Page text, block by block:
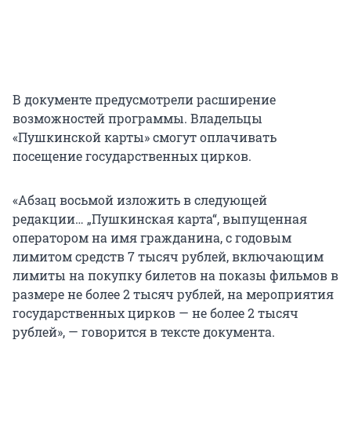
В документе предусмотрели расширение
возможностей программы. Владельцы
«Пушкинской карты» смогут оплачивать
посещение государственных цирков.
«Абзац восьмой изложить в следующей
редакции… „Пушкинская карта“, выпущенная
оператором на имя гражданина, с годовым
лимитом средств 7 тысяч рублей, включающим
лимиты на покупку билетов на показы фильмов в
размере не более 2 тысяч рублей, на мероприятия
государственных цирков — не более 2 тысяч
рублей», — говорится в тексте документа.